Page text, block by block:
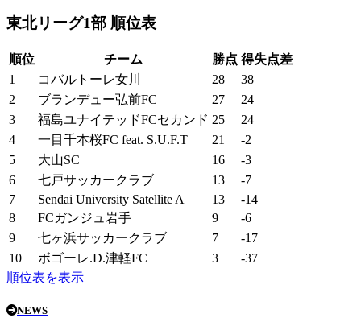
東北リーグ1部 順位表
順位 チーム 勝点 得失点差
1
コバルトーレ女川 28
38
2
ブランデュー弘前FC 27
24
3
福島ユナイテッドFCセカンド 25
24
4
一目千本桜FC feat. S.U.F.T 21
-2
5
大山SC 16
-3
6
七戸サッカークラブ 13
-7
7
Sendai University Satellite A 13
-14
8
FCガンジュ岩手 9
-6
9
七ヶ浜サッカークラブ 7
-17
10
ボゴーレ.D.津軽FC 3
-37
順位表を表示
NEWS